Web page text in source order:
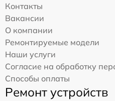
Контакты
Вакансии
О компании
Ремонтируемые модели
Наши услуги
Согласие на обработку
Способы оплаты
Ремонт устройств